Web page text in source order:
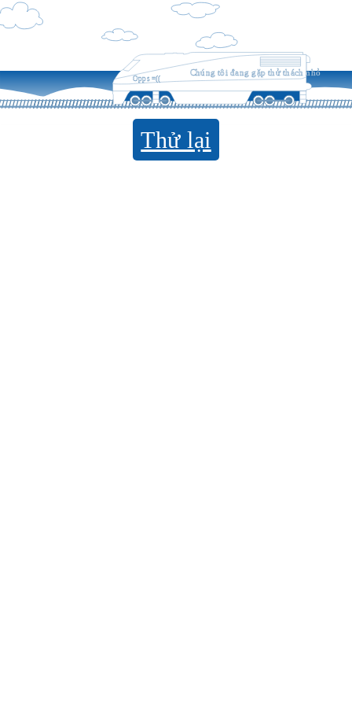
Opps =((
Chúng tôi đang gặp thử thách nhỏ
Thử lại